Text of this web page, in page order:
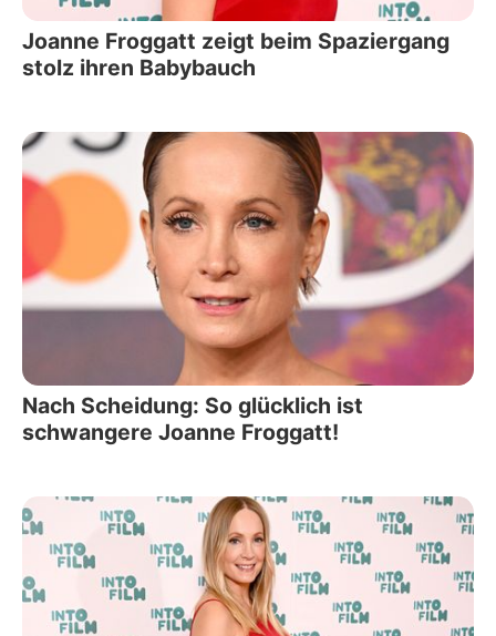
Joanne Froggatt zeigt beim Spaziergang
stolz ihren Babybauch
Nach Scheidung: So glücklich ist
schwangere Joanne Froggatt!